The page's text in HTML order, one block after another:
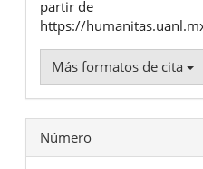
partir de
https://
Más formatos de cita
Número